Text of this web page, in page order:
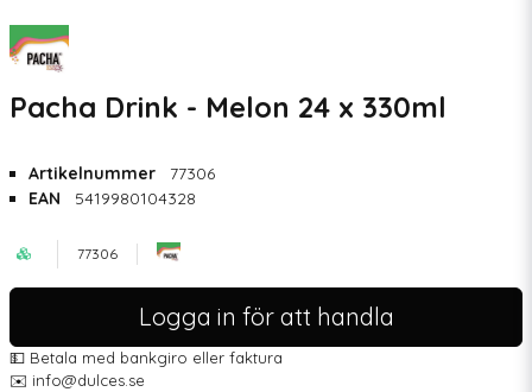
Pacha Drink - Melon 24 x 330ml
Artikelnummer
77306
EAN
5419980104328
77306
Logga in för att handla
💵 Betala med bankgiro eller faktura
✉️ info@dulces.se